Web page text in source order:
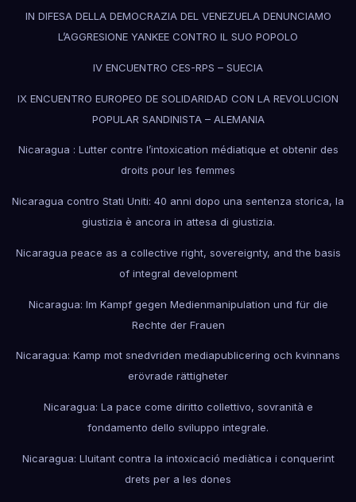
IN DIFESA DELLA DEMOCRAZIA DEL VENEZUELA DENUNCIAMO
L’AGGRESIONE YANKEE CONTRO IL SUO POPOLO
IV ENCUENTRO CES-RPS – SUECIA
IX ENCUENTRO EUROPEO DE SOLIDARIDAD CON LA REVOLUCION
POPULAR SANDINISTA – ALEMANIA
Nicaragua : Lutter contre l’intoxication médiatique et obtenir des
droits pour les femmes
Nicaragua contro Stati Uniti: 40 anni dopo una sentenza storica, la
giustizia è ancora in attesa di giustizia.
Nicaragua peace as a collective right, sovereignty, and the basis
of integral development
Nicaragua: Im Kampf gegen Medienmanipulation und für die
Rechte der Frauen
Nicaragua: Kamp mot snedvriden mediapublicering och kvinnans
erövrade rättigheter
Nicaragua: La pace come diritto collettivo, sovranità e
fondamento dello sviluppo integrale.
Nicaragua: Lluitant contra la intoxicació mediàtica i conquerint
drets per a les dones